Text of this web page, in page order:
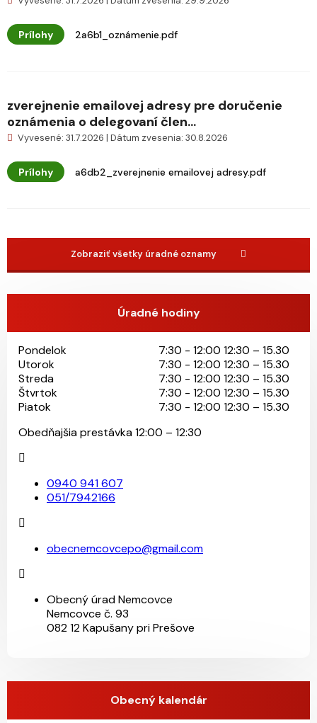
Prílohy 2a6b1_oznámenie.pdf
zverejnenie emailovej adresy pre doručenie
oznámenia o delegovaní člen...
Vyvesené: 31.7.2026 | Dátum zvesenia: 30.8.2026
Prílohy a6db2_zverejnenie emailovej adresy.pdf
Zobraziť všetky úradné oznamy
Úradné hodiny
Pondelok
7:30 - 12:00 12:30 – 15.30
Utorok
7:30 - 12:00 12:30 – 15.30
Streda
7:30 - 12:00 12:30 – 15.30
Štvrtok
7:30 - 12:00 12:30 – 15.30
Piatok
7:30 - 12:00 12:30 – 15.30
Obedňajšia prestávka 12:00 – 12:30
0940 941 607
051/7942166
obecnemcovcepo@gmail.com
Obecný úrad Nemcovce
Nemcovce č. 93
082 12 Kapušany pri Prešove
Obecný kalendár